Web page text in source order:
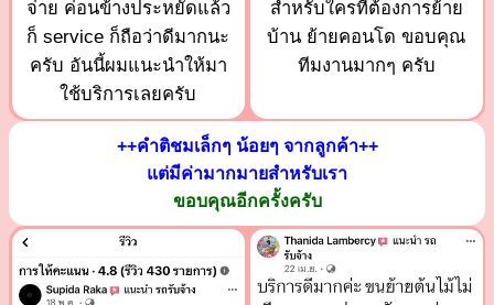
จ่าย ค่อนข้างประหยัดแล้ว
ก็ service ก็ถือว่าดีมากนะ
ครับ อันนี้ผมแนะนำให้มา
ใช้บริการเลยครับ
สำหรับใครที่ต้องการย้าย
บ้าน ย้ายคอนโด ขอบคุณ
ทีมงานมากๆ ครับ
++คำติชมเล็กๆ น้อยๆ จากลูกค้า++
แต่มีค่ามากมายสำหรับเรา
ขอบคุณอีกครั้งครับ